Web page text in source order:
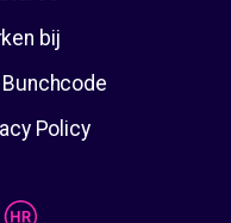
bij
Bunchcode
Policy